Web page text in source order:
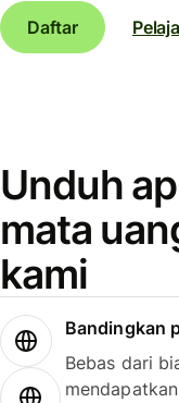
Daftar
Unduh
mata
kami
Bandingkan
Bebas dari
mendapatkan